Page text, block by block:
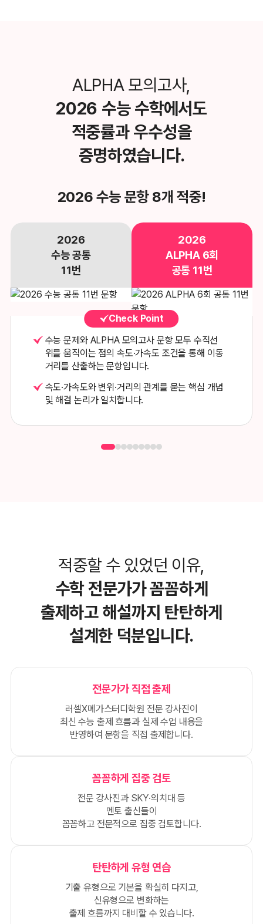
ALPHA 모의고사,
2026 수능 수학에서도
적중률과 우수성을
증명하였습니다.
2026 수능 문항 8개 적중!
2026
수능 공통
11번
2026
ALPHA 6회
공통 11번
Check Point
수능 문제와 ALPHA 모의고사 문항 모두 수직선
위를 움직이는 점의 속도·가속도 조건을 통해 이동
거리를 산출하는 문항입니다.
속도·가속도와 변위·거리의 관계를 묻는 핵심 개념
및 해결 논리가 일치합니다.
적중할 수 있었던 이유,
수학 전문가가 꼼꼼하게
출제하고 해설까지 탄탄하게
설계한 덕분입니다.
전문가가 직접 출제
러셀X메가스터디학원 전문 강사진이
최신 수능 출제 흐름과 실제 수업 내용을
반영하여 문항을 직접 출제합니다.
꼼꼼하게 집중 검토
전문 강사진과 SKY·의치대 등
멘토 출신들이
꼼꼼하고 전문적으로 집중 검토합니다.
탄탄하게 유형 연습
기출 유형으로 기본을 확실히 다지고,
신유형으로 변화하는
출제 흐름까지 대비할 수 있습니다.